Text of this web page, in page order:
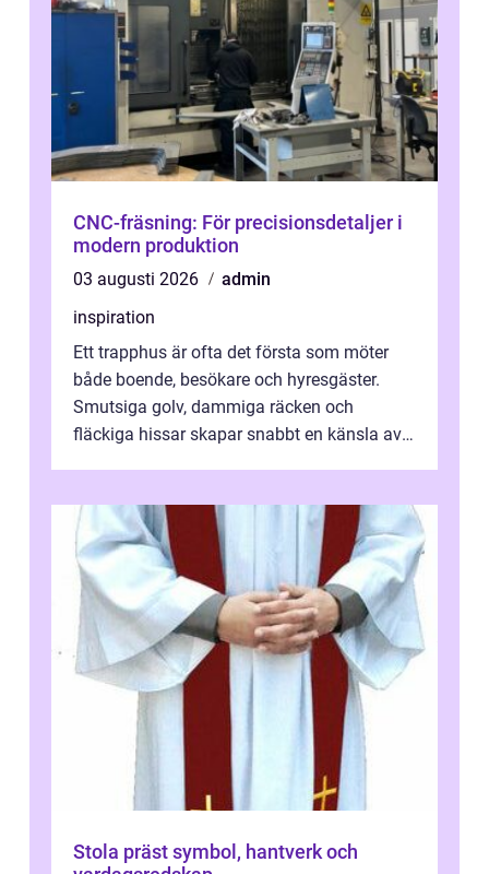
CNC-fräsning: För precisionsdetaljer i
modern produktion
03 augusti 2026
admin
inspiration
Ett trapphus är ofta det första som möter
både boende, besökare och hyresgäster.
Smutsiga golv, dammiga räcken och
fläckiga hissar skapar snabbt en känsla av
Stola präst symbol, hantverk och